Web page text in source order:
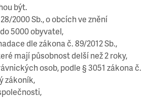
být.
2000 Sb., o obcích ve znění
5000 obyvatel,
dle zákona č. 89/2012 Sb.,
mají působnost delší než 2 roky,
osob, podle § 3051 zákona č.
zákoník,